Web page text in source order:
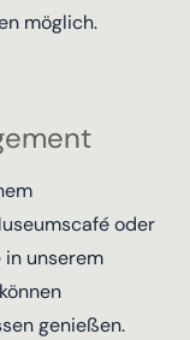
möglich.
oder
unserem
genießen.